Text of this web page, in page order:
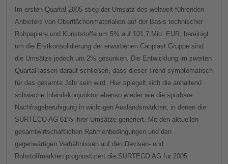
Im ersten Quartal 2005 stieg der Umsatz des weltweit führenden
Anbieters von Oberflächenmaterialien auf der Basis technischer
Rohpapiere und Kunststoffe um 5% auf 101,7 Mio. EUR, bereinigt
um die Erstkonsolidierung der erworbenen Canplast Gruppe sind
die Umsätze jedoch um 2% gesunken. Die Entwicklung im zweiten
Quartal lassen darauf schließen, dass dieser Trend symptomatisch
für das gesamte Jahr sein wird. Hier spiegelt sich die anhaltend
schwache Inlandskonjunktur ebenso wieder wie die spürbare
Nachfrageberuhigung in wichtigen Auslandsmärkten, in denen die
SURTECO AG 61% ihrer Umsätze generiert. Mit den aktuellen
gesamtwirtschaftlichen Rahmenbedingungen und den
gegenwärtigen Verhältnissen auf den Devisen- und
Rohstoffmärkten prognostiziert die SURTECO AG für 2005